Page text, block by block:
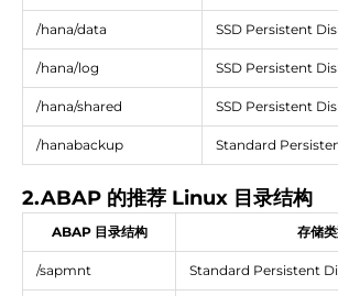
/hana/data SSD Persistent
/hana/log SSD Persistent
/hana/shared SSD Persistent
/hanabackup Standard
2.ABAP 的推荐 Linux 目录结构
ABAP 目录结构 存储
/sapmnt Standard Persistent